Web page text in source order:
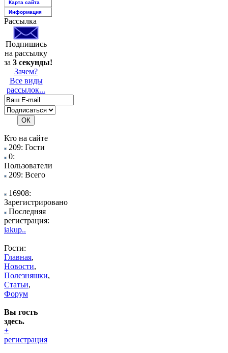
Карта сайта
Информация
Рассылка
Подпишись
на рассылку
за 3 секунды!
Зачем?
Все виды
рассылок...
Кто на сайте
209: Гости
0:
Пользователи
209: Всего
16908:
Зарегистрировано
Последняя
регистрация:
iakup..
Гости:
Главная,
Новости,
Полезняшки,
Статьи,
Форум
Вы гость
здесь.
+
регистрация